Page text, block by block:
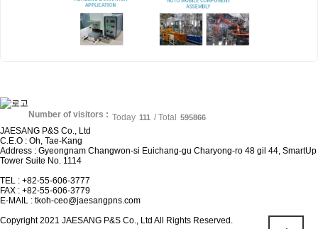
Number of visitors : Today 111 / Total 595866
JAESANG P&S Co., Ltd
C.E.O : Oh, Tae-Kang
Address : Gyeongnam Changwon-si Euichang-gu Charyong-ro 48 gil 44, SmartUp
Tower Suite No. 1114
TEL : +82-55-606-3777
FAX : +82-55-606-3779
E-MAIL : tkoh-ceo@jaesangpns.com
Copyright 2021 JAESANG P&S Co., Ltd All Rights Reserved.